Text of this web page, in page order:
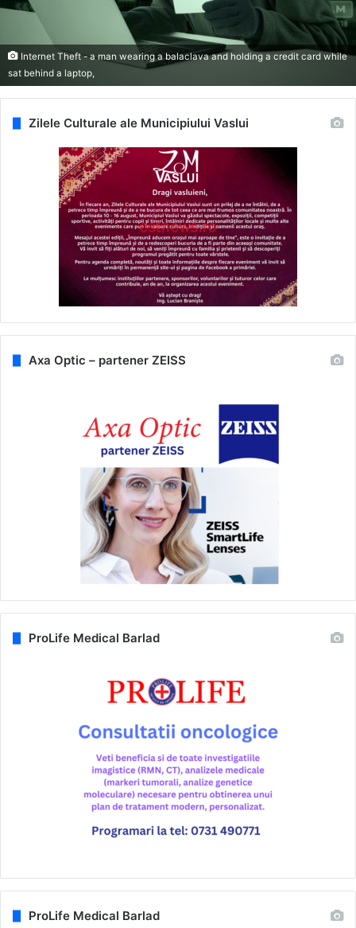
Internet Theft - a man wearing a balaclava and holding a credit card while
sat behind a laptop,
Zilele Culturale ale Municipiului Vaslui
Axa Optic – partener ZEISS
ProLife Medical Barlad
ProLife Medical Barlad